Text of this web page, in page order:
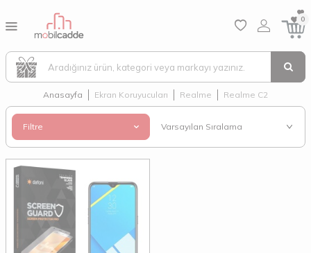
0
Anasayfa Ekran Koruyucuları Realme Realme C2
Filtre